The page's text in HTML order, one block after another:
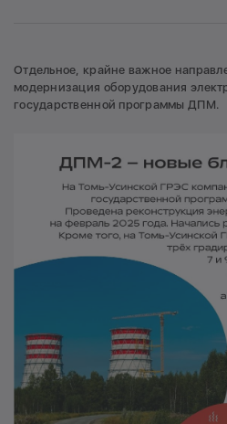
Отдельное, крайне важное
модернизация оборудования
государственной программы ДПМ.